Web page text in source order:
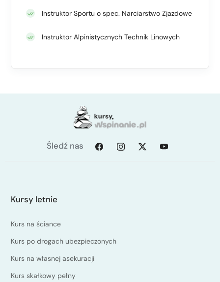
Instruktor Sportu o spec. Narciarstwo Zjazdowe
Instruktor Alpinistycznych Technik Linowych
Śledź nas
Kursy letnie
Kurs na ściance
Kurs po drogach ubezpieczonych
Kurs na własnej asekuracji
Kurs skałkowy pełny